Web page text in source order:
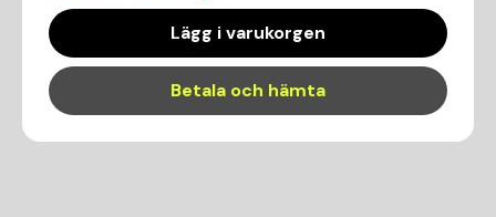
Lägg i varukorgen
Betala och hämta